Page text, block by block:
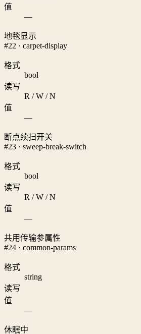
值
—
地毯显示
#22 · carpet-display
格式
bool
读写
R / W / N
值
—
断点续扫开关
#23 · sweep-break-switch
格式
bool
读写
R / W / N
值
—
共用传输参属性
#24 · common-params
格式
string
读写
值
—
休眠中